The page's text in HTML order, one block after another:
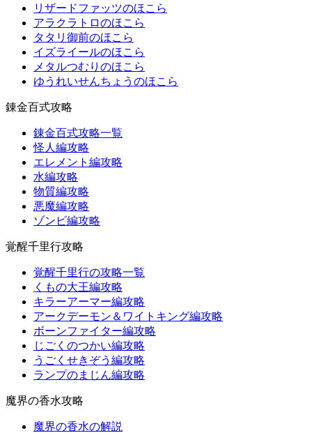
リザードファッツのほこら
アラクラトロのほこら
タタリ御前のほこら
イズライールのほこら
メタルつむりのほこら
ゆうれいせんちょうのほこら
錬金百式攻略
錬金百式攻略一覧
怪人編攻略
エレメント編攻略
水編攻略
物質編攻略
悪魔編攻略
ゾンビ編攻略
覚醒千里行攻略
覚醒千里行の攻略一覧
くもの大王編攻略
キラーアーマー編攻略
アークデーモン＆ワイトキング編攻略
ボーンファイター編攻略
じごくのつかい編攻略
うごくせきぞう編攻略
ランプのまじん編攻略
魔界の香水攻略
魔界の香水の解説